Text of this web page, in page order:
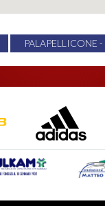
PALAPELLICONE